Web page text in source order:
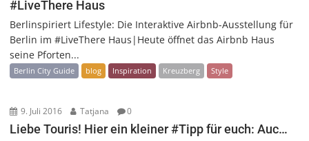
#LiveThere Haus
Berlinspiriert Lifestyle: Die Interaktive Airbnb-Ausstellung für
Berlin im #LiveThere Haus|Heute öffnet das Airbnb Haus
seine Pforten...
Berlin City Guide blog Inspiration Kreuzberg Style
9. Juli 2016 Tatjana 0
Liebe Touris! Hier ein kleiner #Tipp für euch: Auc…